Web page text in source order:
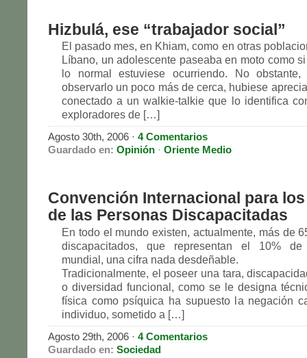
Hizbulá, ese “trabajador social”
El pasado mes, en Khiam, como en otras
Líbano, un adolescente paseaba en moto como
lo normal estuviese ocurriendo. No
observarlo un poco más de cerca, hubiese
conectado a un walkie-talkie que lo identifica
exploradores de […]
Agosto 30th, 2006 · 4 Comentarios
Guardado en: Opinión · Oriente Medio
Convención Internacional para
de las Personas Discapacitadas
En todo el mundo existen, actualmente, más de
discapacitados, que representan el 10%
mundial, una cifra nada desdeñable.
Tradicionalmente, el poseer una tara,
o diversidad funcional, como se le designa
física como psíquica ha supuesto la negación
individuo, sometido a […]
Agosto 29th, 2006 · 4 Comentarios
Guardado en: Sociedad